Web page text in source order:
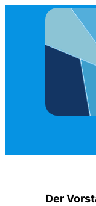
springen
Der